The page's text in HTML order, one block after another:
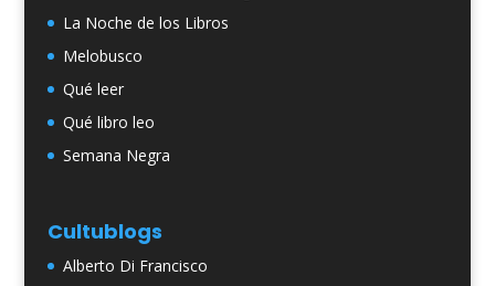
La Noche de los Libros
Melobusco
Qué leer
Qué libro leo
Semana Negra
Cultublogs
Alberto Di Francisco